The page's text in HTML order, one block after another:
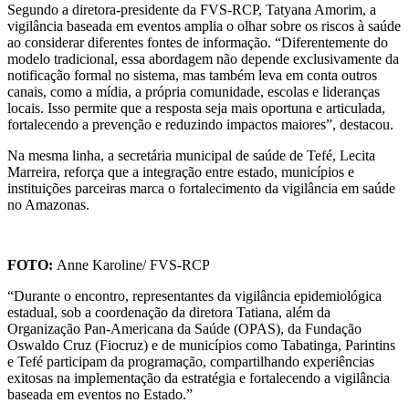
Segundo a diretora-presidente da FVS-RCP, Tatyana Amorim, a
vigilância baseada em eventos amplia o olhar sobre os riscos à saúde
ao considerar diferentes fontes de informação. “Diferentemente do
modelo tradicional, essa abordagem não depende exclusivamente da
notificação formal no sistema, mas também leva em conta outros
canais, como a mídia, a própria comunidade, escolas e lideranças
locais. Isso permite que a resposta seja mais oportuna e articulada,
fortalecendo a prevenção e reduzindo impactos maiores”, destacou.
Na mesma linha, a secretária municipal de saúde de Tefé, Lecita
Marreira, reforça que a integração entre estado, municípios e
instituições parceiras marca o fortalecimento da vigilância em saúde
no Amazonas.
FOTO: Anne Karoline/ FVS-RCP
“Durante o encontro, representantes da vigilância epidemiológica
estadual, sob a coordenação da diretora Tatiana, além da
Organização Pan-Americana da Saúde (OPAS), da Fundação
Oswaldo Cruz (Fiocruz) e de municípios como Tabatinga, Parintins
e Tefé participam da programação, compartilhando experiências
exitosas na implementação da estratégia e fortalecendo a vigilância
baseada em eventos no Estado.”